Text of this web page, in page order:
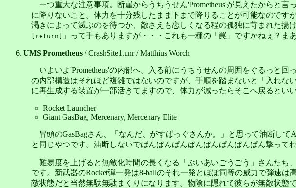
一つ重大な注意事項。断崖からうちうせん'Prometheus'が見えたからと
に降りないこと。体力を十分残したまま下まで降りることが可能なので
渇きによって滅ぶのを待つか、敵さえも恋しくなる程の孤独に苛まれた揚
[return]
」って手もありますが・・・これも一種の「罠」ですかねぇ？ま
UMS Prometheus / CrashSite1.unr / Matthius Worch
いよいよ'Prometheus'の内部へ。入る前にうちうせんの周囲をぐるっと
の内部構造はそれほど複雑ではないのですが、手順を踏まないと「入れ
に再生成する装置が一部活きてますので、体力が減ったらそこへ戻るとい
Rocket Launcher
Giant GasBag, Mercenary, Mercenary Elite
冒頭のGasBagさん、「なんだ、がすばっぐさんか。」と思って油断し
と同じやつです。油断しないでぱんぱんぱんぱんぱんぱんぱんぱん撃って
難易度を上げると無敵化時間の長くなる「ぶいあいごうごう」さんた
です。新武器のRocket弾一発は8-ballのそれ一発とほぼ同等の威力で弾速
敵状態だと当然無駄無駄まくりになります。物陰に隠れて彼らが無敵状態